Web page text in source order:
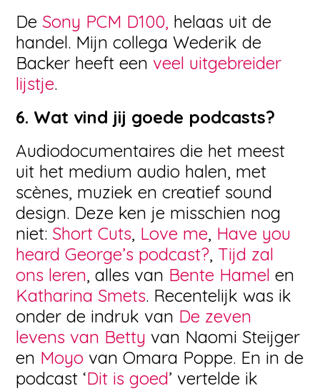
DeSony PCM D100, helaas uit de
handel. Mijn collega Wederik de
Backer heeft een veel uitgebreider
lijstje.
6. Wat vind jij goede podcasts?
Audiodocumentaires die het meest
uit het medium audio halen, met
scènes, muziek en creatief sound
design. Deze ken je misschien nog
niet:Short Cuts, Love me, Have you
heard George’s podcast?, Tijd zal
ons leren, alles van Bente Hamel en
Katharina Smets. Recentelijk was ik
onder de indruk van De zeven
levens van Betty van Naomi Steijger
en Moyo van Omara Poppe. En in de
podcast ‘Dit is goed’ vertelde ik